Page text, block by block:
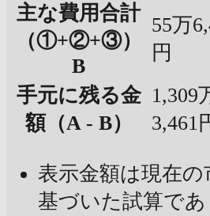
主な費用合計
（①+②+③）
B
55万
円
手元に残る金
額（A - B）
1,309
3,461
表示金額は現在の
基づいた試算で